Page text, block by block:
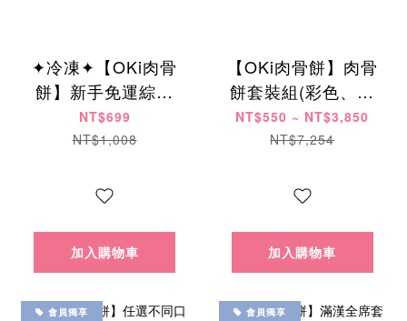
✦冷凍✦【OKi肉骨
餅】新手免運綜合
包(免運優惠每人限
用乙次)
NT$699
NT$1,008
加入購物車
【OKi肉骨餅】肉骨
餅套裝組(彩色、低
脂、低敏、海陸、
美膚鳥)
NT$550 ~ NT$3,850
NT$7,254
加入購物車
會員獨享 會員獨享